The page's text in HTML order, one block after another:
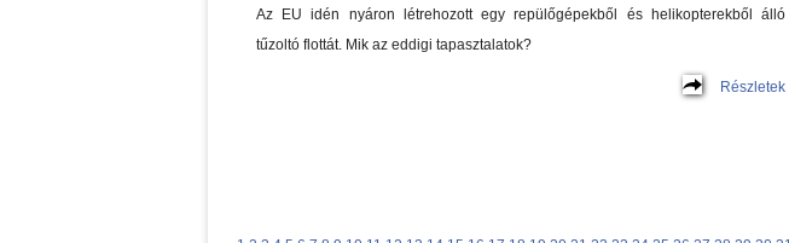
Az EU idén nyáron létrehozott egy repülőgépekből és helikopterekből álló
tűzoltó flottát. Mik az eddigi tapasztalatok?
Részletek